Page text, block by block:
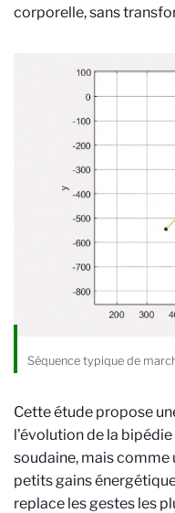
corporelle, sans
Séquence typique de
Cette étude propose
l’évolution de la
soudaine, mais
petits gains
replace les gestes les